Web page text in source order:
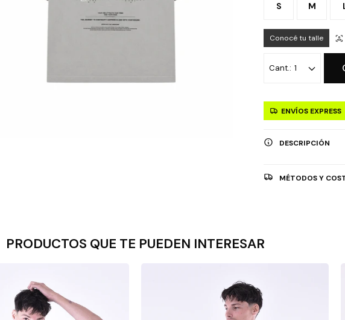
S M
Conocé tu talle
1
ENVÍOS EXPRESS
DESCRIPCIÓN
MÉTODOS Y
PRODUCTOS QUE TE PUEDEN INTERESAR